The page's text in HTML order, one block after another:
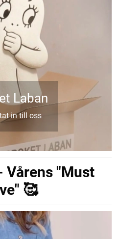
Laban
in till oss
Vårens "Must
🥰